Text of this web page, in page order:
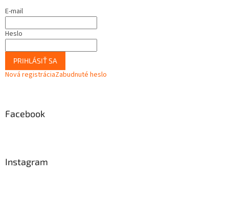
E-mail
Heslo
PRIHLÁSIŤ SA
Nová registráciaZabudnuté heslo
Facebook
Instagram